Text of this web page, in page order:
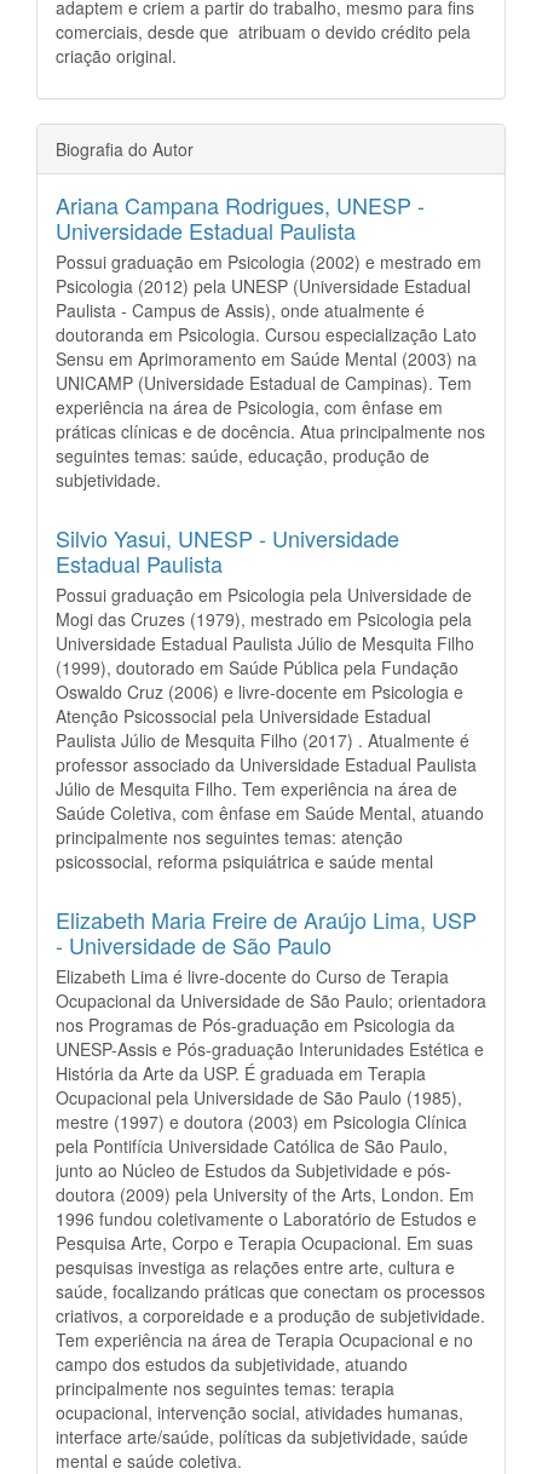
adaptem e criem a partir do trabalho, mesmo para fins
comerciais, desde que atribuam o devido crédito pela
criação original.
Biografia do Autor
Ariana Campana Rodrigues, UNESP -
Universidade Estadual Paulista
Possui graduação em Psicologia (2002) e mestrado em
Psicologia (2012) pela UNESP (Universidade Estadual
Paulista - Campus de Assis), onde atualmente é
doutoranda em Psicologia. Cursou especialização Lato
Sensu em Aprimoramento em Saúde Mental (2003) na
UNICAMP (Universidade Estadual de Campinas). Tem
experiência na área de Psicologia, com ênfase em
práticas clínicas e de docência. Atua principalmente nos
seguintes temas: saúde, educação, produção de
subjetividade.
Silvio Yasui, UNESP - Universidade
Estadual Paulista
Possui graduação em Psicologia pela Universidade de
Mogi das Cruzes (1979), mestrado em Psicologia pela
Universidade Estadual Paulista Júlio de Mesquita Filho
(1999), doutorado em Saúde Pública pela Fundação
Oswaldo Cruz (2006) e livre-docente em Psicologia e
Atenção Psicossocial pela Universidade Estadual
Paulista Júlio de Mesquita Filho (2017) . Atualmente é
professor associado da Universidade Estadual Paulista
Júlio de Mesquita Filho. Tem experiência na área de
Saúde Coletiva, com ênfase em Saúde Mental, atuando
principalmente nos seguintes temas: atenção
psicossocial, reforma psiquiátrica e saúde mental
Elizabeth Maria Freire de Araújo Lima, USP
- Universidade de São Paulo
Elizabeth Lima é livre-docente do Curso de Terapia
Ocupacional da Universidade de São Paulo; orientadora
nos Programas de Pós-graduação em Psicologia da
UNESP-Assis e Pós-graduação Interunidades Estética e
História da Arte da USP. É graduada em Terapia
Ocupacional pela Universidade de São Paulo (1985),
mestre (1997) e doutora (2003) em Psicologia Clínica
pela Pontifícia Universidade Católica de São Paulo,
junto ao Núcleo de Estudos da Subjetividade e pós-
doutora (2009) pela University of the Arts, London. Em
1996 fundou coletivamente o Laboratório de Estudos e
Pesquisa Arte, Corpo e Terapia Ocupacional. Em suas
pesquisas investiga as relações entre arte, cultura e
saúde, focalizando práticas que conectam os processos
criativos, a corporeidade e a produção de subjetividade.
Tem experiência na área de Terapia Ocupacional e no
campo dos estudos da subjetividade, atuando
principalmente nos seguintes temas: terapia
ocupacional, intervenção social, atividades humanas,
interface arte/saúde, políticas da subjetividade, saúde
mental e saúde coletiva.